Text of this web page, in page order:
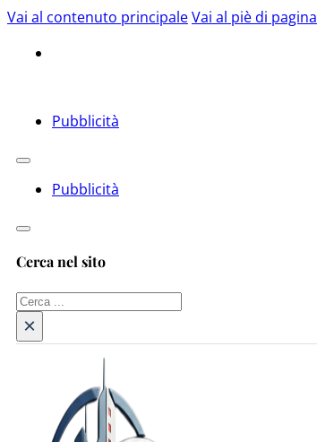
Vai al contenuto principaleVai al piè di pagina
Pubblicità
Pubblicità
Cerca nel sito
Cerca
×